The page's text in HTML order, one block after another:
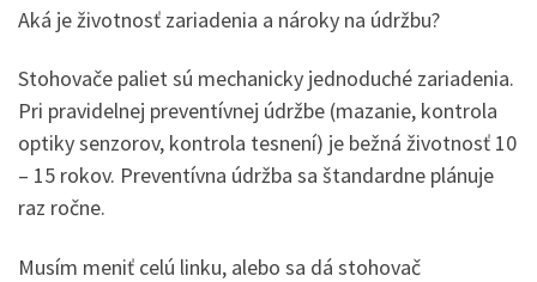
Aká je životnosť zariadenia a nároky na údržbu?
Stohovače paliet sú mechanicky jednoduché zariadenia.
Pri pravidelnej preventívnej údržbe (mazanie, kontrola
optiky senzorov, kontrola tesnení) je bežná životnosť 10
– 15 rokov. Preventívna údržba sa štandardne plánuje
raz ročne.
Musím meniť celú linku, alebo sa dá stohovač